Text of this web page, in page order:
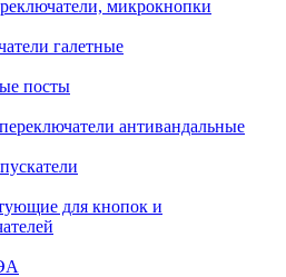
микрокнопки
галетные
посты
антивандальные
для кнопок и